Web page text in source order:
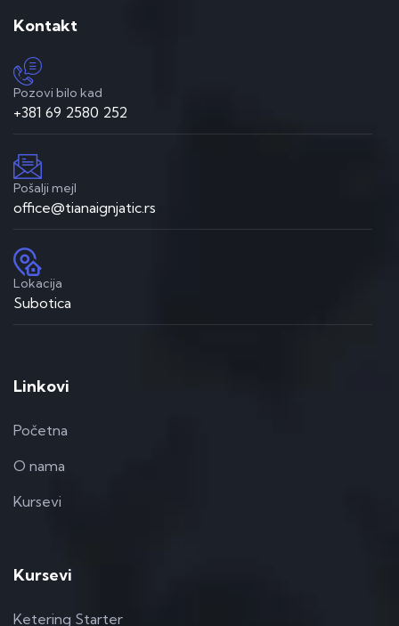
Kontakt
Pozovi bilo kad
+381 69 2580 252
Pošalji mejl
office@tianaignjatic.rs
Lokacija
Subotica
Linkovi
Početna
O nama
Kursevi
Kursevi
Ketering Starter